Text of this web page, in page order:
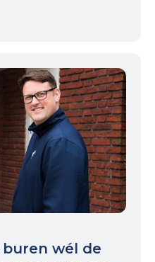
wél de